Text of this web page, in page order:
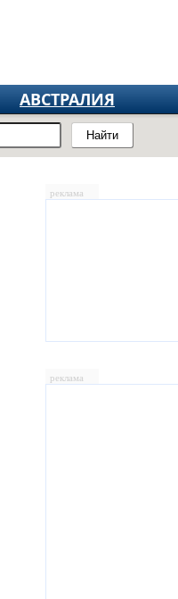
Найти
АВСТРАЛИЯ
реклама
реклама